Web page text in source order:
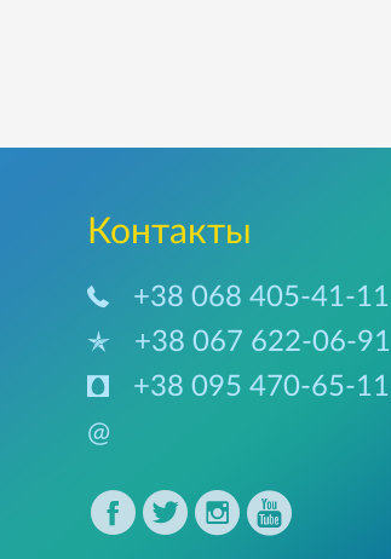
Контакты
+38 068 405-41-11
+38 067 622-06-91
+38 095 470-65-11
@